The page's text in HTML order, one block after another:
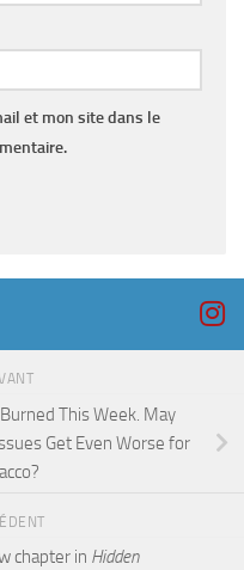
et mon site dans le
This Week. May
Get Even Worse for
chapter in Hidden